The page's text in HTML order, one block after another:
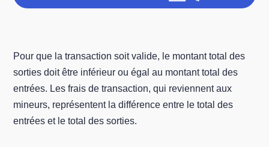
Pour que la transaction soit valide, le montant total des
sorties doit être inférieur ou égal au montant total des
entrées. Les frais de transaction, qui reviennent aux
mineurs, représentent la différence entre le total des
entrées et le total des sorties.